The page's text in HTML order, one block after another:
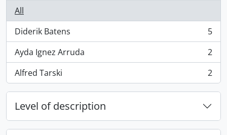
All
Diderik Batens
, 5 results
5
Ayda Ignez Arruda
, 2 results
2
Alfred Tarski
, 2 results 2
Level of description